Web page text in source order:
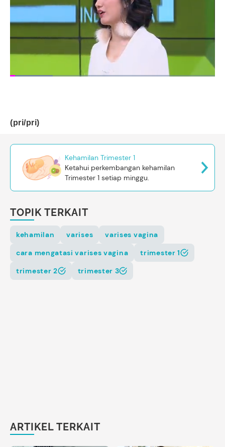
(pri/pri)
Kehamilan Trimester 1
Ketahui perkembangan kehamilan
Trimester 1 setiap minggu.
TOPIK TERKAIT
kehamilan varises
varises vagina
cara mengatasi varises vagina
trimester 1
trimester 2
trimester 3
ARTIKEL TERKAIT